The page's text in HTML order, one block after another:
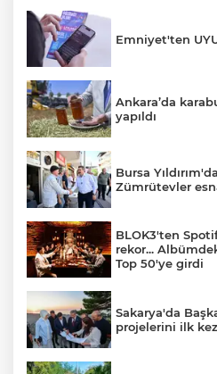
Emniyet'ten
Ankara’da
yapıldı
Bursa
Zümrütevler
BLOK3'ten
rekor...
Top 50'ye girdi
Sakarya'da
projelerini ilk